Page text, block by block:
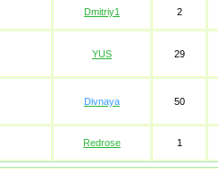
Dmitriy1 2
YUS 29
Divnaya 50
Redrose 1